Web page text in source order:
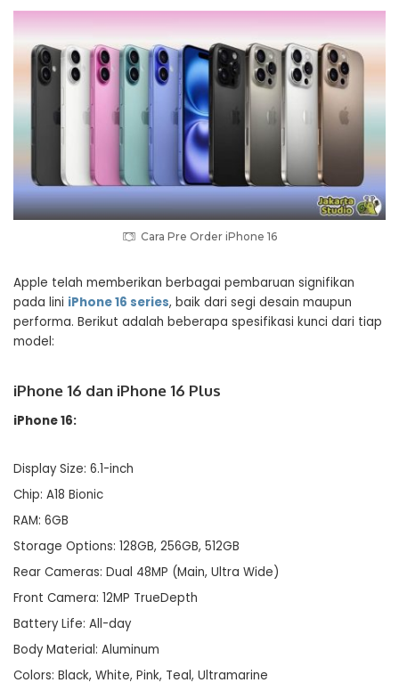
Cara Pre Order iPhone 16
Apple telah memberikan berbagai pembaruan signifikan
pada lini iPhone 16 series, baik dari segi desain maupun
performa. Berikut adalah beberapa spesifikasi kunci dari tiap
model:
iPhone 16 dan iPhone 16 Plus
iPhone 16:
Display Size: 6.1-inch
Chip: A18 Bionic
RAM: 6GB
Storage Options: 128GB, 256GB, 512GB
Rear Cameras: Dual 48MP (Main, Ultra Wide)
Front Camera: 12MP TrueDepth
Battery Life: All-day
Body Material: Aluminum
Colors: Black, White, Pink, Teal, Ultramarine